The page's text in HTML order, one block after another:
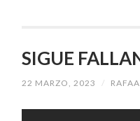
SIGUE
22 MARZO, 2023 /